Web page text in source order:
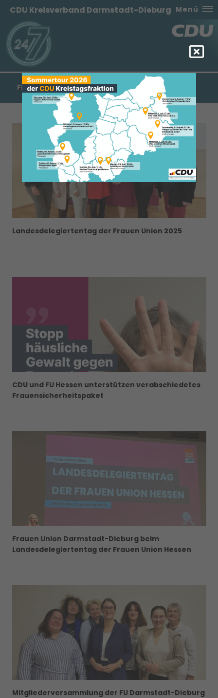
CDU Kreisverband Darmstadt-Dieburg Menü
FRAUEN UNION
Landesdelegiertentag der Frauen Union 2025
CDU und FU Hessen unterstützen verabschiedetes
Frauensicherheitspaket
Frauen Union Darmstadt-Dieburg beim
Landesdelegiertentag der Frauen Union Hessen
Mitgliederversammlung der FU Darmstadt-Dieburg